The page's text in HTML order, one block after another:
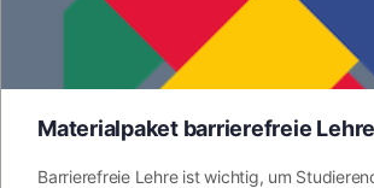
Materialpaket barrierefreie Lehre
Barrierefreie Lehre ist wichtig, um